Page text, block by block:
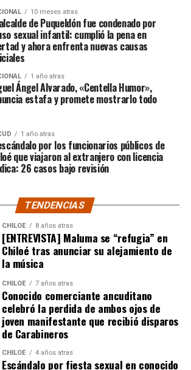
toda la velada de forma íntegra.
(radioemisoras)podrán ser parte
, únicamente mediante la emisión de
su frecuencia modulada o señal en
otro método visual.
se interrumpió en el final por una
entre los planteles.
1-0 aBoca Juniors, en una nueva
del fútbol argentino y que se
debido a unabatalla campal
.
quien dominó las acciones a lo largo
generó las chances más claras,
a la hora de convertir.
por su parte, resistió hasta último
a través de Sebastián Villa tuvo alguna
donde los locales dominaron,
la segunda mitad para darle algo de
Franco Armani
visitante,
notables.
todas las maneras abrir el marcador,
se lo impedía. A los 12′ del segundo
la Cruz sacó un remate tremendo de
llevaba destino de gol, pero que
10 meses atras
de Puqueldón fue condenado por
sexual infantil: cumplió la pena en
y ahora enfrenta nuevas causas
1 año atras
Ángel Alvarado, «Centella Humor»,
estafa y promete mostrarlo todo
1 año atras
por los funcionarios públicos de
que viajaron al extranjero con licencia
26 casos bajo revisión
TENDENCIAS
CHILOE 8 años atras
[ENTREVISTA] Maluma se “refugia” en
Chiloé tras anunciar su alejamiento de
la música
CHILOE 7 años atras
Conocido comerciante ancuditano
celebró la perdida de ambos ojos de
joven manifestante que recibió disparos
de Carabineros
CHILOE 4 años atras
Escándalo por fiesta sexual en conocido